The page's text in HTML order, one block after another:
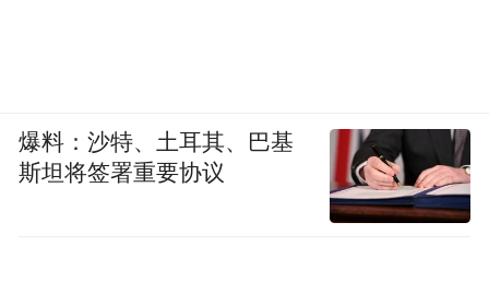
爆料：沙特、土耳其、巴基
斯坦将签署重要协议